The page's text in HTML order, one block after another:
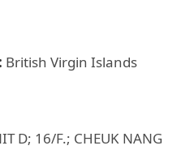
British Virgin Islands
D; 16/F.; CHEUK NANG